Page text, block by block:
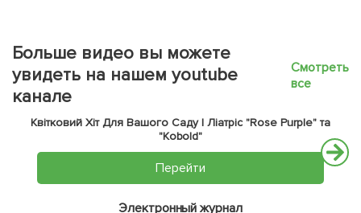
Больше видео вы можете
увидеть на нашем youtube
канале
Смотреть
все
Квітковий Хіт Для Вашого Саду | Ліатріс "Rose Purple" та
"Kobold"
Перейти
Электронный журнал